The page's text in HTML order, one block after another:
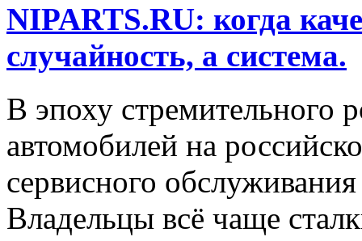
NIPARTS.RU: когда
случайность, а система.
В эпоху стремительного
автомобилей на
сервисного
Владельцы всё чаще